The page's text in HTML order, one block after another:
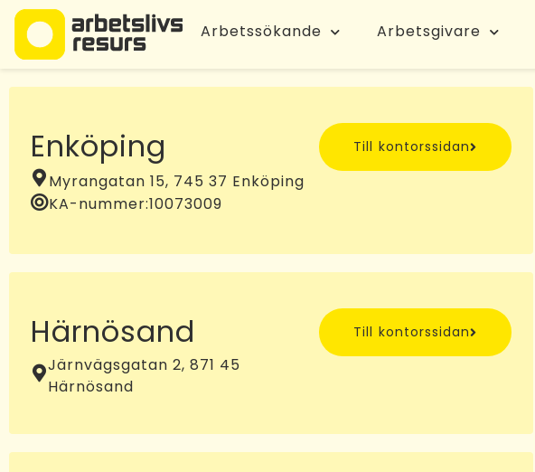
Arbetssökande Arbetsgivare
Enköping
Myrangatan 15, 745 37 Enköping
KA-nummer:10073009
Till kontorssidan
Härnösand
Järnvägsgatan 2, 871 45
Härnösand
Till kontorssidan